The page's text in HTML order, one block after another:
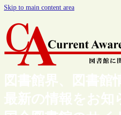
Skip to main content area
図書館界、図書館
最新の情報をお知